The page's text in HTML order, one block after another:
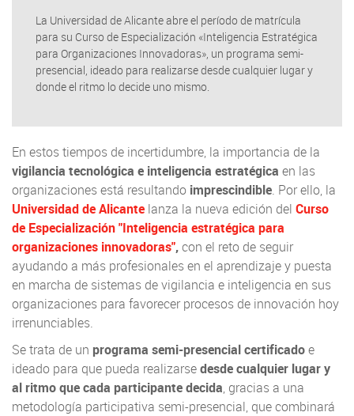
La Universidad de Alicante abre el período de matrícula
para su Curso de Especialización «Inteligencia Estratégica
para Organizaciones Innovadoras», un programa semi-
presencial, ideado para realizarse desde cualquier lugar y
donde el ritmo lo decide uno mismo.
En estos tiempos de incertidumbre, la importancia de la
vigilancia tecnológica e inteligencia estratégica en las
organizaciones está resultando imprescindible. Por ello, la
Universidad de Alicante lanza la nueva edición del Curso
de Especialización "Inteligencia estratégica para
organizaciones innovadoras",con el reto de seguir
ayudando a más profesionales en el aprendizaje y puesta
en marcha de sistemas de vigilancia e inteligencia en sus
organizaciones para favorecer procesos de innovación hoy
irrenunciables.
Se trata de un programa semi-presencial certificadoe
ideado para que pueda realizarsedesde cualquier lugar y
al ritmo que cada participante decida, gracias a una
metodología participativa semi-presencial, que combinará